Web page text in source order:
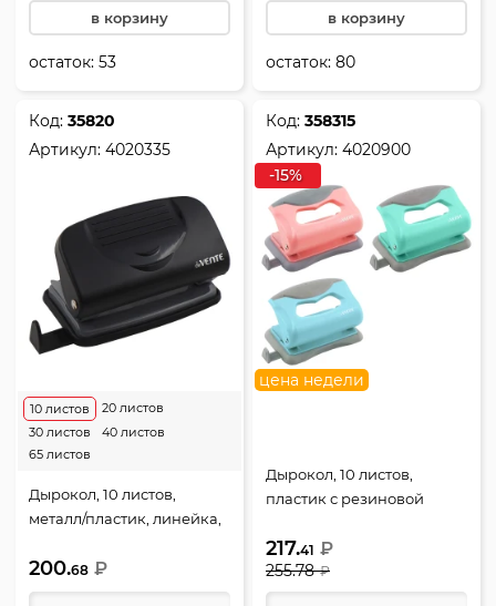
в корзину
остаток:53
в корзину
остаток:80
Код:35820
Артикул:4020335
10 листов
20 листов
30 листов
40 листов
65 листов
Дырокол, 10 листов,
металл/пластик, линейка,
цвет черный, Stripe,
deVENTE, 4020335
200.68 ₽
Код:358315
Артикул:4020900
-15%
цена недели
Дырокол, 10 листов,
пластик с резиновой
пробивных отверстия,
ассорти 3 вида, Пастель,
deVENTE, 4020900
217.41 ₽
255.78 ₽